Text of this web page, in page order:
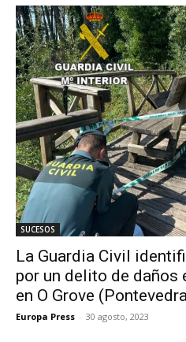
SUCESOS
La Guardia Civil
por un delito de daños
en O Grove
Europa Press - 30 agosto, 2023